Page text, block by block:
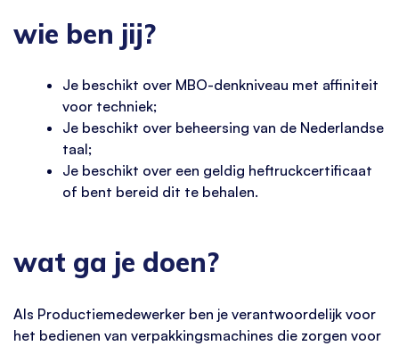
wie ben jij?
Je beschikt over MBO-denkniveau met affiniteit
voor techniek;
Je beschikt over beheersing van de Nederlandse
taal;
Je beschikt over een geldig heftruckcertificaat
of bent bereid dit te behalen.
wat ga je doen?
Als Productiemedewerker ben je verantwoordelijk voor
het bedienen van verpakkingsmachines die zorgen voor